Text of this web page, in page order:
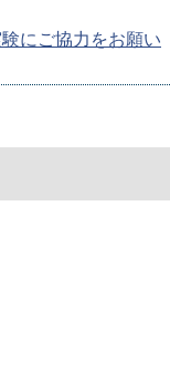
にご協力をお願い